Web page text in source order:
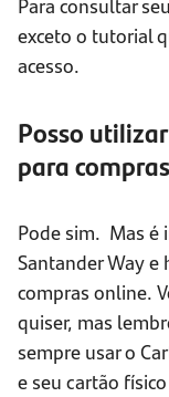
exceto o tutorial
acesso.
Posso
para
Pode sim. Mas é
Santander Way e
compras online.
quiser, mas
sempre usar o
e seu cartão